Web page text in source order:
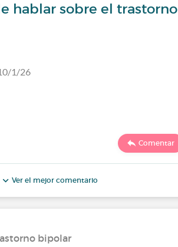
hablar sobre el trastorno
1/26
Comentar
Ver el mejor comentario
bipolar